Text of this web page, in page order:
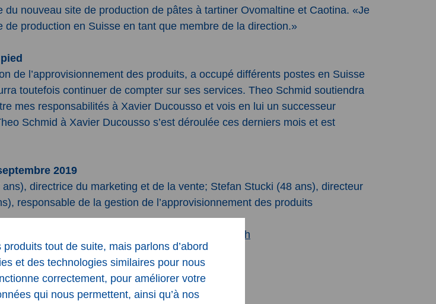
nouveau site de production de pâtes à tartiner Ovomaltine et Caotina. «Je
production en Suisse en tant que membre de la direction.»
de l’approvisionnement des produits, a occupé différents postes en Suisse
toutefois continuer de compter sur ses services. Theo Schmid soutiendra
mes responsabilités à Xavier Ducousso et vois en lui un successeur
Schmid à Xavier Ducousso s’est déroulée ces derniers mois et est
2019
directrice du marketing et de la vente; Stefan Stucki (48 ans), directeur
responsable de la gestion de l’approvisionnement des produits
tél.: 031 377 23 77, e-mail: media@wander.ch
direction de Wander SA
tout de suite, mais parlons d’abord
et des technologies similaires pour nous
correctement, pour améliorer votre
qui nous permettent, ainsi qu’à nos